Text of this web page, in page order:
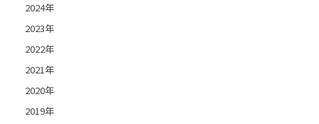
2024年
2023年
2022年
2021年
2020年
2019年